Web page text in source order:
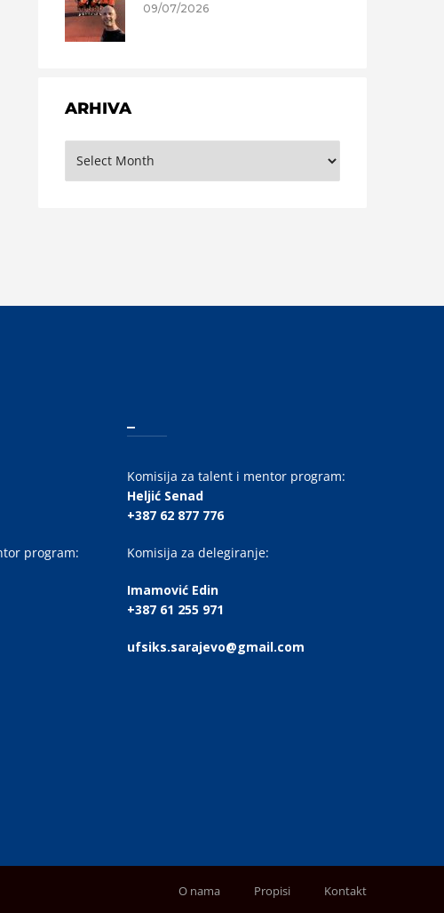
09/07/2026
ARHIVA
program:
Komisija za talent i mentor program:
Heljić Senad
+387 62 877 776
Komisija za delegiranje:
Imamović Edin
+387 61 255 971
ufsiks.sarajevo@gmail.com
O nama Propisi Kontakt